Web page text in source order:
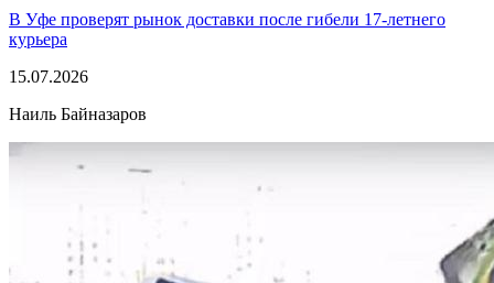
В Уфе проверят рынок доставки после гибели 17-летнего
курьера
15.07.2026
Наиль Байназаров